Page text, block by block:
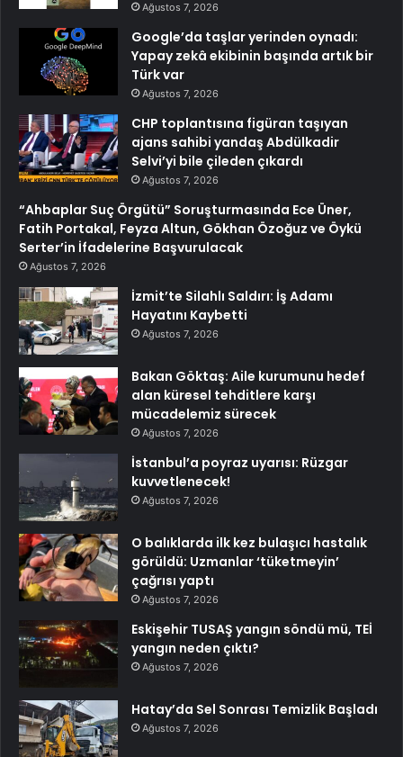
Ağustos 7, 2026
Google’da taşlar yerinden oynadı:
Yapay zekâ ekibinin başında artık bir
Türk var
Ağustos 7, 2026
CHP toplantısına figüran taşıyan
ajans sahibi yandaş Abdülkadir
Selvi’yi bile çileden çıkardı
Ağustos 7, 2026
“Ahbaplar Suç Örgütü” Soruşturmasında Ece Üner,
Fatih Portakal, Feyza Altun, Gökhan Özoğuz ve Öykü
Serter’in İfadelerine Başvurulacak
Ağustos 7, 2026
İzmit’te Silahlı Saldırı: İş Adamı
Hayatını Kaybetti
Ağustos 7, 2026
Bakan Göktaş: Aile kurumunu hedef
alan küresel tehditlere karşı
mücadelemiz sürecek
Ağustos 7, 2026
İstanbul’a poyraz uyarısı: Rüzgar
kuvvetlenecek!
Ağustos 7, 2026
O balıklarda ilk kez bulaşıcı hastalık
görüldü: Uzmanlar ‘tüketmeyin’
çağrısı yaptı
Ağustos 7, 2026
Eskişehir TUSAŞ yangın söndü mü, TEİ
yangın neden çıktı?
Ağustos 7, 2026
Hatay’da Sel Sonrası Temizlik Başladı
Ağustos 7, 2026